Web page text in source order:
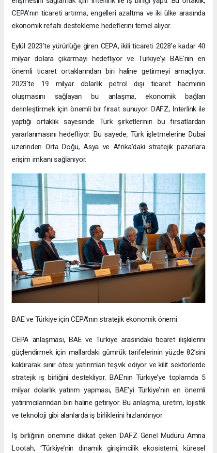
CEPA’nın ticareti artırma, engelleri azaltma ve iki ülke arasında
ekonomik refahı destekleme hedeflerini temel alıyor.
Eylül 2023’te yürürlüğe giren CEPA, ikili ticareti 2028’e kadar 40
milyar dolara çıkarmayı hedefliyor ve Türkiye’yi BAE’nin en
önemli ticaret ortaklarından biri haline getirmeyi amaçlıyor.
2023’te 19 milyar dolarlık petrol dışı ticaret hacminin
oluşmasını sağlayan bu anlaşma, ekonomik bağları
derinleştirmek için önemli bir fırsat sunuyor. DAFZ, Interlink ile
yaptığı ortaklık sayesinde Türk şirketlerinin bu fırsatlardan
yararlanmasını hedefliyor. Bu sayede, Türk işletmelerine Dubai
üzerinden Orta Doğu, Asya ve Afrika’daki stratejik pazarlara
erişim imkanı sağlanıyor.
BAE ve Türkiye için CEPA’nın stratejik ekonomik önemi
CEPA anlaşması, BAE ve Türkiye arasındaki ticaret ilişkilerini
güçlendirmek için mallardaki gümrük tarifelerinin yüzde 82’sini
kaldırarak sınır ötesi yatırımları teşvik ediyor ve kilit sektörlerde
stratejik iş birliğini destekliyor. BAE’nin Türkiye’ye toplamda 5
milyar dolarlık yatırım yapması, BAE’yi Türkiye’nin en önemli
yatırımcılarından biri haline getiriyor. Bu anlaşma, üretim, lojistik
ve teknoloji gibi alanlarda iş birliklerini hızlandırıyor.
İş birliğinin önemine dikkat çeken DAFZ Genel Müdürü Amna
Lootah, “Türkiye’nin dinamik girişimcilik ekosistemi, küresel